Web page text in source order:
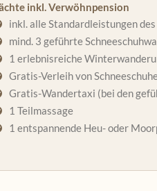
inkl. Verwöhnpension
inkl. alle Standardleistungen
mind. 3 geführte
1 erlebnisreiche
Gratis-Verleih von
Gratis-Wandertaxi (bei den
1 Teilmassage
1 entspannende Heu- oder